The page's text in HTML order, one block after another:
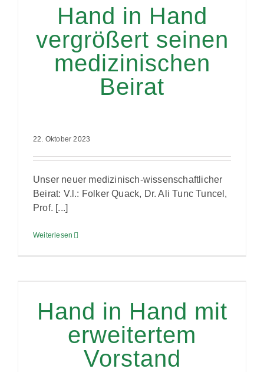
Hand in Hand
vergrößert seinen
medizinischen
Beirat
22. Oktober 2023
Unser neuer medizinisch-wissenschaftlicher
Beirat: V.l.: Folker Quack, Dr. Ali Tunc Tuncel,
Prof. [...]
Weiterlesen
Hand in Hand mit
erweitertem
Vorstand